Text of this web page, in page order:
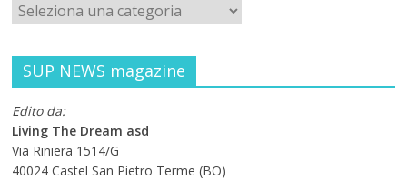
SUP NEWS magazine
Edito da:
Living The Dream asd
Via Riniera 1514/G
40024 Castel San Pietro Terme (BO)